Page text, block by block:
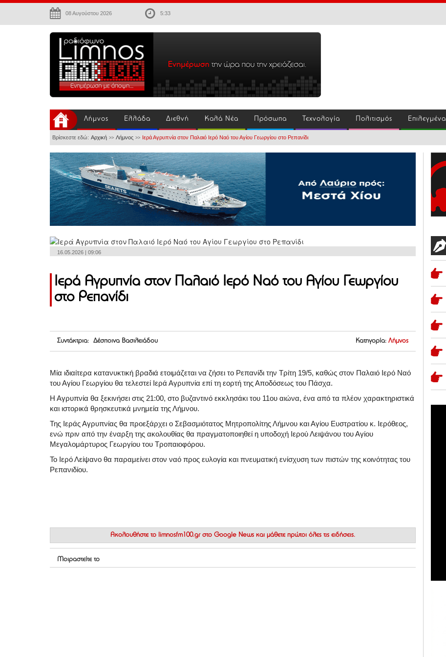
08 Αυγούστου 2026 5:33
Λήμνος Ελλάδα Διεθνή Καλά Νέα Πρόσωπα Τεχνολογία Πολιτισμός Επιλεγμένα
Βρίσκεστε εδώ: Αρχική >> Λήμνος >> Ιερά Αγρυπνία στον Παλαιό Ιερό Ναό του Αγίου Γεωργίου στο Ρεπανίδι
16.05.2026 | 09:06
Ιερά Αγρυπνία στον Παλαιό Ιερό Ναό του Αγίου Γεωργίου
στο Ρεπανίδι
Συντάκτρια: Δέσποινα Βασιλειάδου Κατηγορία: Λήμνος
Μία ιδιαίτερα κατανυκτική βραδιά ετοιμάζεται να ζήσει το Ρεπανίδι την Τρίτη 19/5, καθώς στον Παλαιό Ιερό Ναό
του Αγίου Γεωργίου θα τελεστεί Ιερά Αγρυπνία επί τη εορτή της Αποδόσεως του Πάσχα.
Η Αγρυπνία θα ξεκινήσει στις 21:00, στο βυζαντινό εκκλησάκι του 11ου αιώνα, ένα από τα πλέον χαρακτηριστικά
και ιστορικά θρησκευτικά μνημεία της Λήμνου.
Της Ιεράς Αγρυπνίας θα προεξάρχει ο Σεβασμιότατος Μητροπολίτης Λήμνου και Αγίου Ευστρατίου κ. Ιερόθεος,
ενώ πριν από την έναρξη της ακολουθίας θα πραγματοποιηθεί η υποδοχή Ιερού Λειψάνου του Αγίου
Μεγαλομάρτυρος Γεωργίου του Τροπαιοφόρου.
Το Ιερό Λείψανο θα παραμείνει στον ναό προς ευλογία και πνευματική ενίσχυση των πιστών της κοινότητας του
Ρεπανιδίου.
Ακολουθήστε το limnosfm100.gr στο Google News και μάθετε πρώτοι όλες τις ειδήσεις.
Μοιραστείτε το